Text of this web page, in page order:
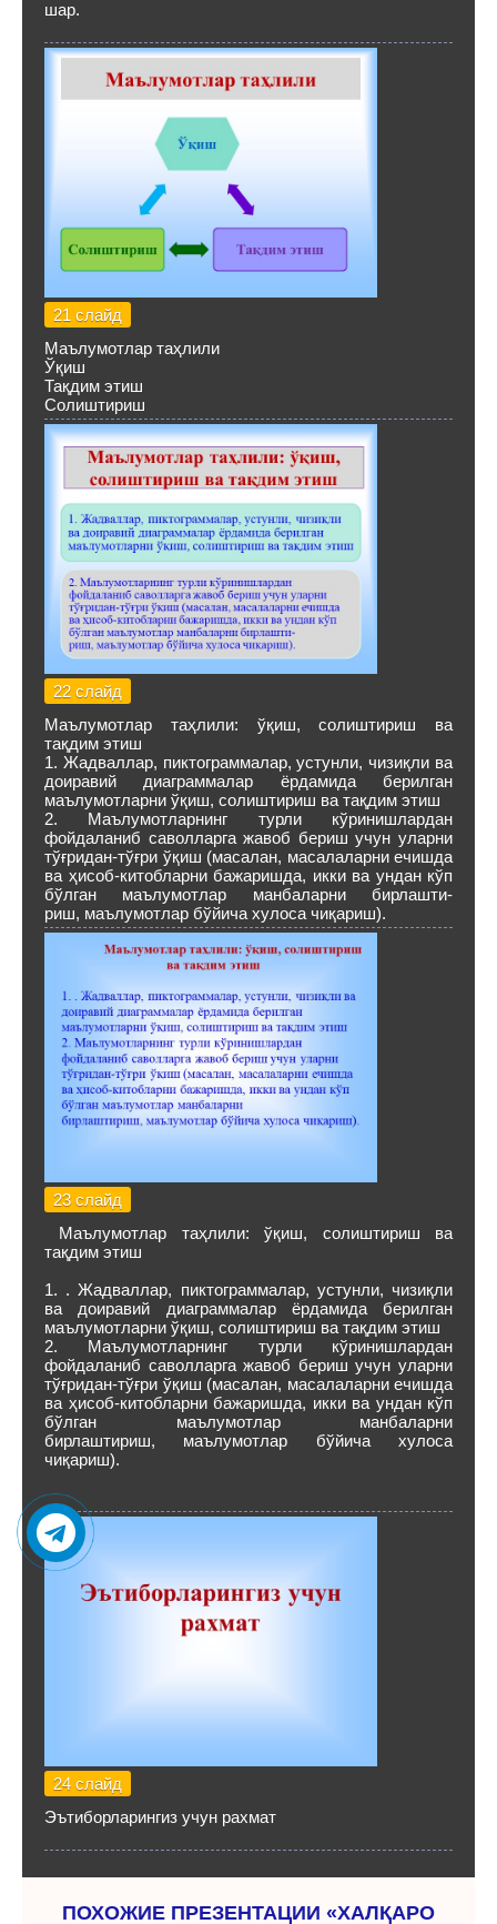
шар.
21 слайд
Маълумотлар таҳлили
Ўқиш
Тақдим этиш
Солиштириш
22 слайд
Маълумотлар таҳлили: ўқиш, солиштириш ва
тақдим этиш
1. Жадваллар, пиктограммалар, устунли, чизиқли ва
доиравий диаграммалар ёрдамида берилган
маълумотларни ўқиш, солиштириш ва тақдим этиш
2. Маълумотларнинг турли кўринишлардан
фойдаланиб саволларга жавоб бериш учун уларни
тўғридан-тўғри ўқиш (масалан, масалаларни ечишда
ва ҳисоб-китобларни бажаришда, икки ва ундан кўп
бўлган маълумотлар манбаларни бирлашти-
риш, маълумотлар бўйича хулоса чиқариш).
23 слайд
Маълумотлар таҳлили: ўқиш, солиштириш ва
тақдим этиш
1. . Жадваллар, пиктограммалар, устунли, чизиқли
ва доиравий диаграммалар ёрдамида берилган
маълумотларни ўқиш, солиштириш ва тақдим этиш
2. Маълумотларнинг турли кўринишлардан
фойдаланиб саволларга жавоб бериш учун уларни
тўғридан-тўғри ўқиш (масалан, масалаларни ечишда
ва ҳисоб-китобларни бажаришда, икки ва ундан кўп
бўлган маълумотлар манбаларни
бирлаштириш, маълумотлар бўйича хулоса
чиқариш).
24 слайд
Эътиборларингиз учун рахмат
ПОХОЖИЕ ПРЕЗЕНТАЦИИ «ХАЛҚАРО